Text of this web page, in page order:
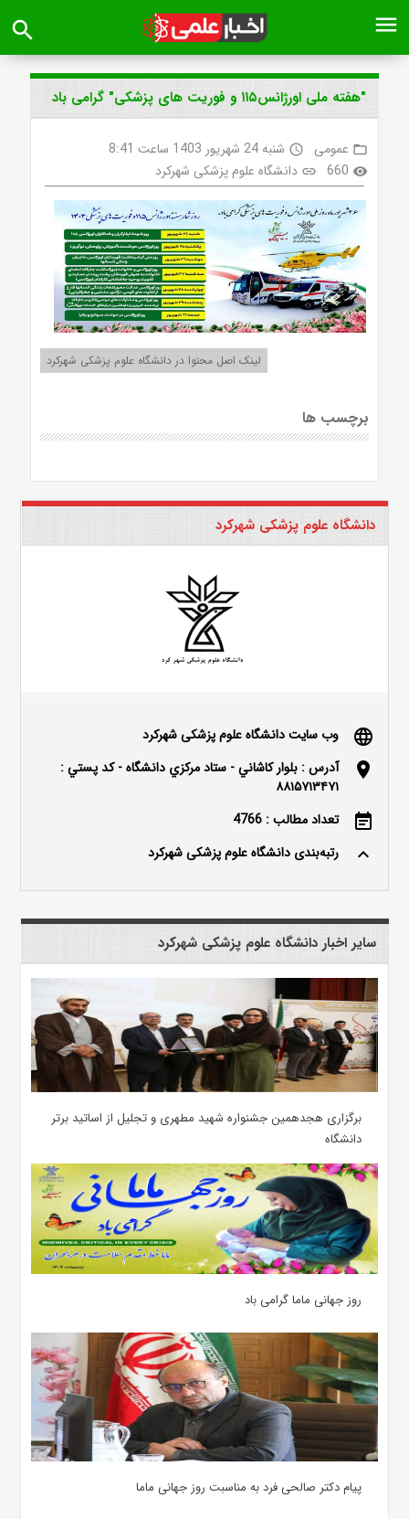
menu
search
"هفته ملی اورژانس۱۱۵ و فوریت های پزشکی" گرامی باد
folder_open عمومی access_time شنبه 24 شهریور 1403 ساعت 8:41
visibility
660
link دانشگاه علوم پزشکی شهرکرد
لینک اصل محتوا در دانشگاه علوم پزشکی شهرکرد
برچسب ها
دانشگاه علوم پزشکی شهرکرد
language وب سایت دانشگاه علوم پزشکی شهرکرد
location_on
آدرس : بلوار كاشاني - ستاد مركزي دانشگاه - كد پستي :
۸۸۱۵۷۱۳۴۷۱
event_note تعداد مطالب : 4766
keyboard_arrow_up رتبه‌بندی دانشگاه علوم پزشکی شهرکرد
سایر اخبار دانشگاه علوم پزشکی شهرکرد
برگزاری هجدهمین جشنواره شهید مطهری و تجلیل از اساتید برتر
دانشگاه
روز جهانی ماما گرامی باد
پیام دکتر صالحی فرد به مناسبت روز جهانی ماما